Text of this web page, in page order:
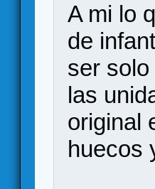
A mi lo
de
ser
las
original
huecos